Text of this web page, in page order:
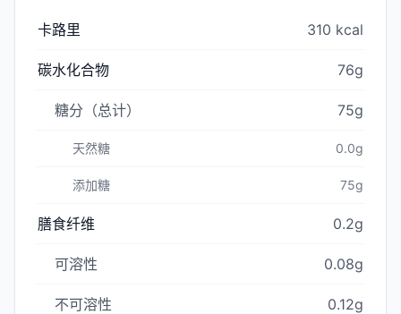
卡路里 310 kcal
碳水化合物 76g
糖分（总计） 75g
天然糖 0.0g
添加糖 75g
膳食纤维 0.2g
可溶性 0.08g
不可溶性 0.12g